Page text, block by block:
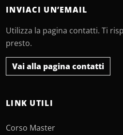
INVIACI UN’EMAIL
Utilizza la pagina contatti. Ti
presto.
Vai alla pagina contatti
LINK UTILI
Corso Master